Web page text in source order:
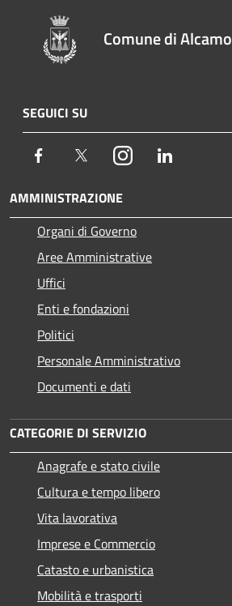
Comune di Alcamo
SEGUICI SU
Facebook TwitterInstagram
AMMINISTRAZIONE
Organi di Governo
Aree Amministrative
Uffici
Enti e fondazioni
Politici
Personale Amministrativo
Documenti e dati
CATEGORIE DI SERVIZIO
Anagrafe e stato civile
Cultura e tempo libero
Vita lavorativa
Imprese e Commercio
Catasto e urbanistica
Mobilità e trasporti